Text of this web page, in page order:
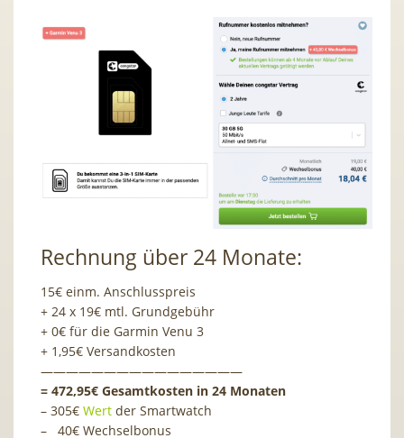
Rechnung über 24 Monate:
15€ einm. Anschlusspreis
+ 24 x 19€ mtl. Grundgebühr
+ 0€ für die Garmin Venu 3
+ 1,95€ Versandkosten
————————————————
= 472,95€ Gesamtkosten in 24 Monaten
– 305€ Wert der Smartwatch
– 40€ Wechselbonus